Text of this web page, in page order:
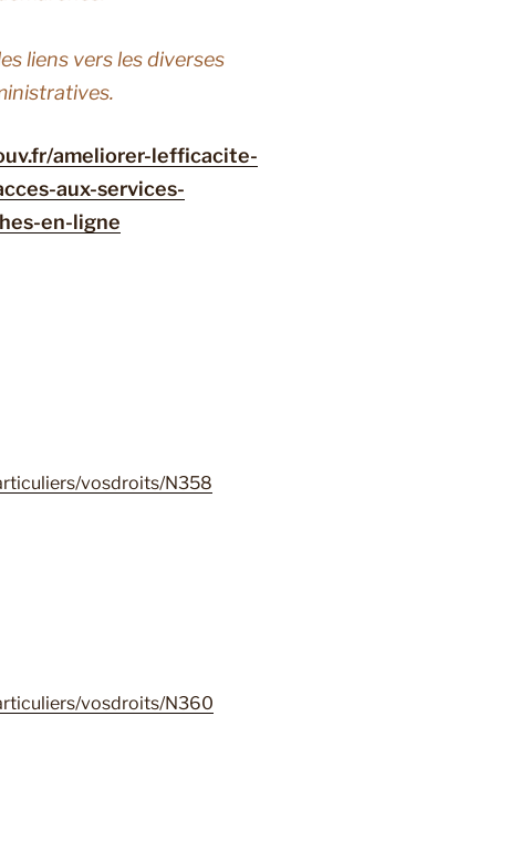
liens vers les diverses
ameliorer-lefficacite-
aux-services-
en-ligne
vosdroits/N358
vosdroits/N360